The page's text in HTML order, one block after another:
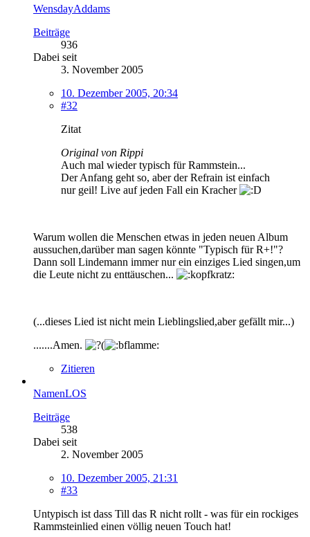
WensdayAddams
Beiträge
936
Dabei seit
3. November 2005
10. Dezember 2005, 20:34
#32
Zitat
Original von Rippi
Auch mal wieder typisch für Rammstein...
Der Anfang geht so, aber der Refrain ist einfach
nur geil! Live auf jeden Fall ein Kracher
Warum wollen die Menschen etwas in jeden neuen Album
aussuchen,darüber man sagen könnte "Typisch für R+!"?
Dann soll Lindemann immer nur ein einziges Lied singen,um
die Leute nicht zu enttäuschen...
(...dieses Lied ist nicht mein Lieblingslied,aber gefällt mir...)
.......Amen.
Zitieren
NamenLOS
Beiträge
538
Dabei seit
2. November 2005
10. Dezember 2005, 21:31
#33
Untypisch ist dass Till das R nicht rollt - was für ein rockiges
Rammsteinlied einen völlig neuen Touch hat!